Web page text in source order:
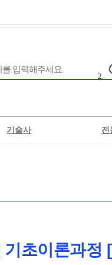
기술사 전
초이론과정